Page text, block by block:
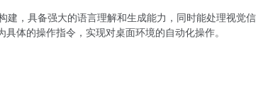
建，具备强大的语言理解和生成能力，同时能处理视觉信
体的操作指令，实现对桌面环境的自动化操作。